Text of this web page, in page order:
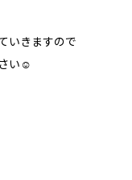
いきますので
い☺️